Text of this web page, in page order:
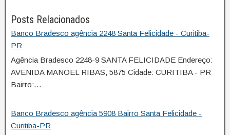
Posts Relacionados
Banco Bradesco agência 2248 Santa Felicidade - Curitiba-
PR
Agência Bradesco 2248-9 SANTA FELICIDADE Endereço:
AVENIDA MANOEL RIBAS, 5875 Cidade: CURITIBA - PR
Bairro:…
Banco Bradesco agência 5908 Bairro Santa Felicidade -
Curitiba-PR